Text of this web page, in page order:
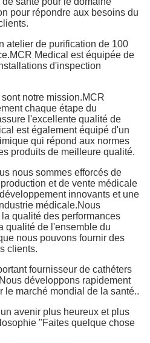
pour répondre aux besoins du
atelier de purification de 100
Medical est équipée de
d'inspection
notre mission.MCR
chaque étape du
l'excellente qualité de
est également équipé d'un
qui répond aux normes
produits de meilleure qualité.
nous sommes efforcés de
et de vente médicale
innovants et une
médicale.Nous
qualité des performances
qualité de l'ensemble du
nous pouvons fournir des
clients.
fournisseur de cathéters
développons rapidement
le marché mondial de la santé..
avenir plus heureux et plus
"Faites quelque chose